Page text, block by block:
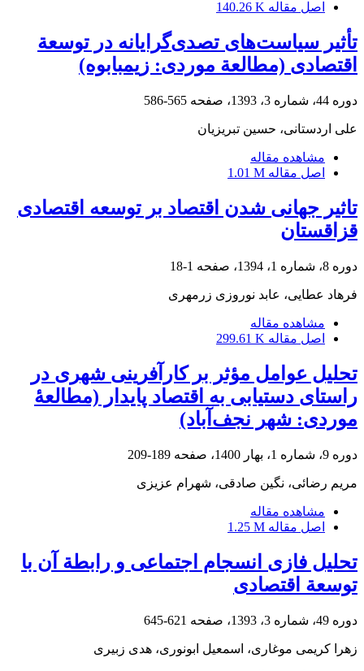
اصل مقاله 140.26 K
تأثیر سیاست‌های تصدی‌گرایانه در توسعة
اقتصادی (مطالعة موردی: زیمبابوه)
دوره 44، شماره 3، 1393، صفحه 565-586
علی اردستانی، حسین تبریزیان
مشاهده مقاله
اصل مقاله 1.01 M
تاثیر جهانی شدن اقتصاد بر توسعه اقتصادی
قزاقستان
دوره 8، شماره 1، 1394، صفحه 1-18
فرهاد عطایی، عابد نوروزی زرمهری
مشاهده مقاله
اصل مقاله 299.61 K
تحلیل عوامل مؤثر بر کار‌آفرینی شهری در
راستای دستیابی به اقتصاد پایدار (مطالعۀ
موردی: شهر نجف‌آباد)
دوره 9، شماره 1، بهار 1400، صفحه 189-209
مریم رضائی، نگین صادقی، شهرام عزیزی
مشاهده مقاله
اصل مقاله 1.25 M
تحلیل فازی انسجام اجتماعی و رابطة آن با
توسعة اقتصادی
دوره 49، شماره 3، 1393، صفحه 621-645
زهرا کریمی موغاری، اسمعیل ابونوری، هدی زبیری